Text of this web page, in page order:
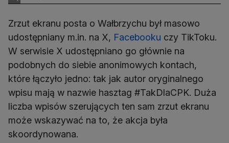
Zrzut ekranu posta o Wałbrzychu był masowo
udostępniany m.in. na X, Facebooku czy TikToku.
W serwisie X udostępniano go głównie na
podobnych do siebie anonimowych kontach,
które łączyło jedno: tak jak autor oryginalnego
wpisu mają w nazwie hasztag #TakDlaCPK. Duża
liczba wpisów szerujących ten sam zrzut ekranu
może wskazywać na to, że akcja była
skoordynowana.